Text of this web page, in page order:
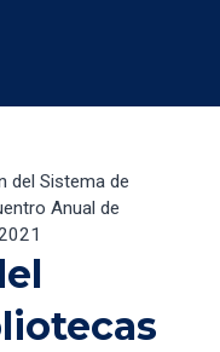
del Sistema de
Anual de